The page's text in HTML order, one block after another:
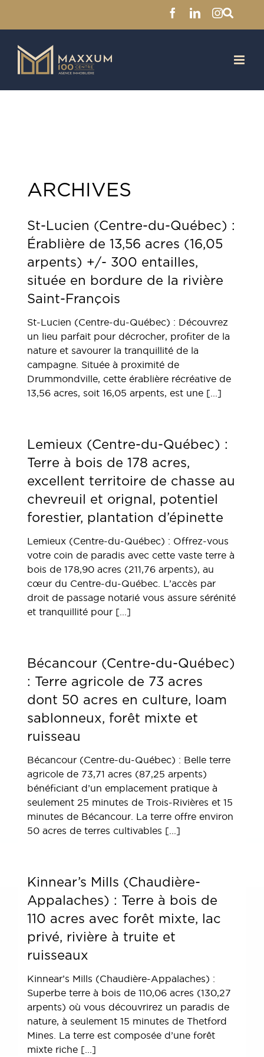
ARCHIVES
St-Lucien (Centre-du-Québec) :
Érablière de 13,56 acres (16,05
arpents) +/- 300 entailles,
située en bordure de la rivière
Saint-François
St-Lucien (Centre-du-Québec) : Découvrez
un lieu parfait pour décrocher, profiter de la
nature et savourer la tranquillité de la
campagne. Située à proximité de
Drummondville, cette érablière récréative de
13,56 acres, soit 16,05 arpents, est une [...]
Lemieux (Centre-du-Québec) :
Terre à bois de 178 acres,
excellent territoire de chasse au
chevreuil et orignal, potentiel
forestier, plantation d’épinette
Lemieux (Centre-du-Québec) : Offrez-vous
votre coin de paradis avec cette vaste terre à
bois de 178,90 acres (211,76 arpents), au
cœur du Centre-du-Québec. L’accès par
droit de passage notarié vous assure sérénité
et tranquillité pour [...]
Bécancour (Centre-du-Québec)
: Terre agricole de 73 acres
dont 50 acres en culture, loam
sablonneux, forêt mixte et
ruisseau
Bécancour (Centre-du-Québec) : Belle terre
agricole de 73,71 acres (87,25 arpents)
bénéficiant d’un emplacement pratique à
seulement 25 minutes de Trois-Rivières et 15
minutes de Bécancour. La terre offre environ
50 acres de terres cultivables [...]
Kinnear’s Mills (Chaudière-
Appalaches) : Terre à bois de
110 acres avec forêt mixte, lac
privé, rivière à truite et
ruisseaux
Kinnear’s Mills (Chaudière-Appalaches) :
Superbe terre à bois de 110,06 acres (130,27
arpents) où vous découvrirez un paradis de
nature, à seulement 15 minutes de Thetford
Mines. La terre est composée d’une forêt
mixte riche [...]